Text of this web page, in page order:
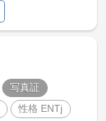
写真証
性格 ENTj